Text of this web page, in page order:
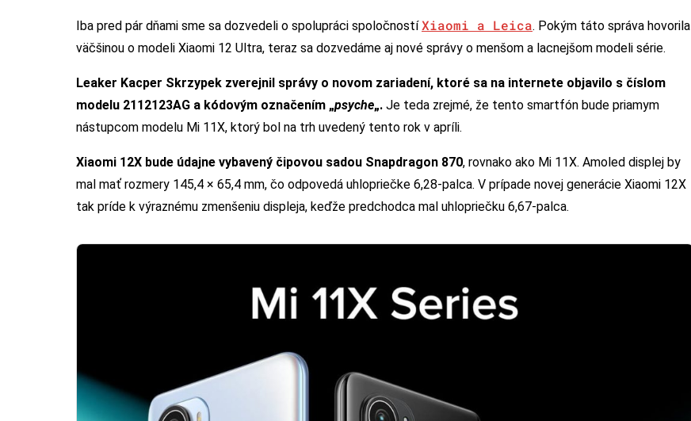
Iba pred pár dňami sme sa dozvedeli o spolupráci spoločnostíXiaomi a Leica. Pokým táto správa hovorila
väčšinou o modeli Xiaomi 12 Ultra, teraz sa dozvedáme aj nové správy o menšom a lacnejšom modeli série.
Leaker Kacper Skrzypek zverejnil správy o novom zariadení, ktoré sa na internete objavilo s číslom
modelu 2112123AG a kódovým označením „psyche„. Je teda zrejmé, že tento smartfón bude priamym
nástupcom modelu Mi 11X, ktorý bol na trh uvedený tento rok v apríli.
Xiaomi 12X bude údajne vybavený čipovou sadou Snapdragon 870, rovnako ako Mi 11X. Amoled displej by
mal mať rozmery 145,4 × 65,4 mm, čo odpovedá uhlopriečke 6,28-palca. V prípade novej generácie Xiaomi 12X
tak príde k výraznému zmenšeniu displeja, keďže predchodca mal uhlopriečku 6,67-palca.